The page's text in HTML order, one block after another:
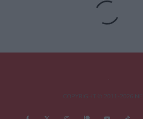
Tu dirección de correo electrónico no será publicada.